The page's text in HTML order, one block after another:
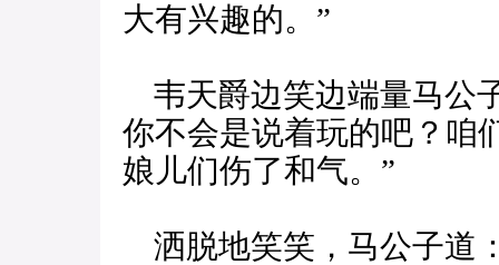
大有兴趣的。”
韦天爵边笑边端量马公
你不会是说着玩的吧？咱
娘儿们伤了和气。”
洒脱地笑笑，马公子道